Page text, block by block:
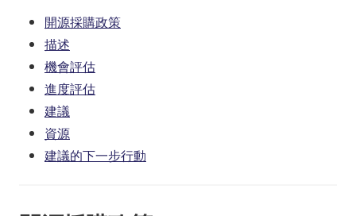
開源採購政策
描述
機會評估
進度評估
建議
資源
建議的下一步行動